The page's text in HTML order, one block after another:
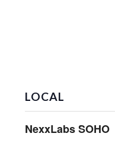
LOCAL
NexxLabs SOHO